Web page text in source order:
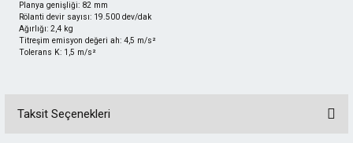
Planya genişliği: 82 mm
Rölanti devir sayısı: 19.500 dev/dak
Ağırlığı: 2,4 kg
Titreşim emisyon değeri ah: 4,5 m/s²
Tolerans K: 1,5 m/s²
Taksit Seçenekleri